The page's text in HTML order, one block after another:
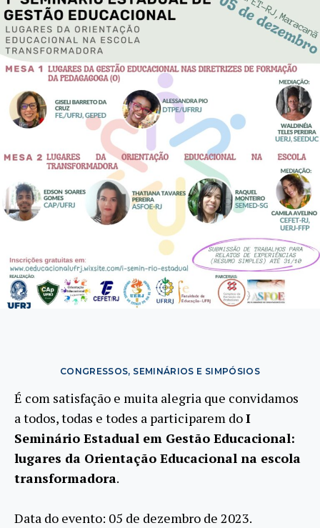
CONGRESSOS, SEMINÁRIOS E SIMPÓSIOS
É com satisfação e muita alegria que convidamos
a todos, todas e todes a participarem doI
Seminário Estadual em Gestão Educacional:
lugares da Orientação Educacional na escola
transformadora.
Data do evento: 05 de dezembro de 2023.